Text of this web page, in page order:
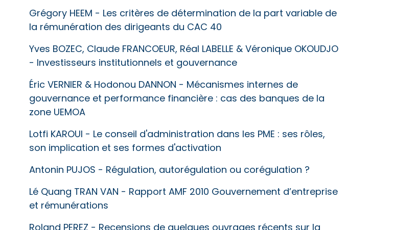
Grégory HEEM - Les critères de détermination de la part variable de
la rémunération des dirigeants du CAC 40
Yves BOZEC, Claude FRANCOEUR, Réal LABELLE & Véronique OKOUDJO
- Investisseurs institutionnels et gouvernance
Éric VERNIER & Hodonou DANNON - Mécanismes internes de
gouvernance et performance financière : cas des banques de la
zone UEMOA
Lotfi KAROUI - Le conseil d'administration dans les PME : ses rôles,
son implication et ses formes d'activation
Antonin PUJOS - Régulation, autorégulation ou corégulation ?
Lé Quang TRAN VAN - Rapport AMF 2010 Gouvernement d’entreprise
et rémunérations